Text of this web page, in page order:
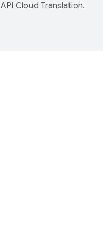
API Cloud Translation.